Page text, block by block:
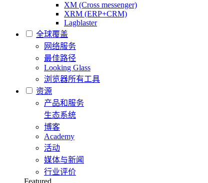
XM (Cross messenger)
XRM (ERP+CRM)
Lagblaster
全球覆盖
网络服务
最佳路径
Looking Glass
浏览器所有工具
资源
产品和服务
生态系统
博客
Academy
活动
媒体与新闻
行业评价
Featured